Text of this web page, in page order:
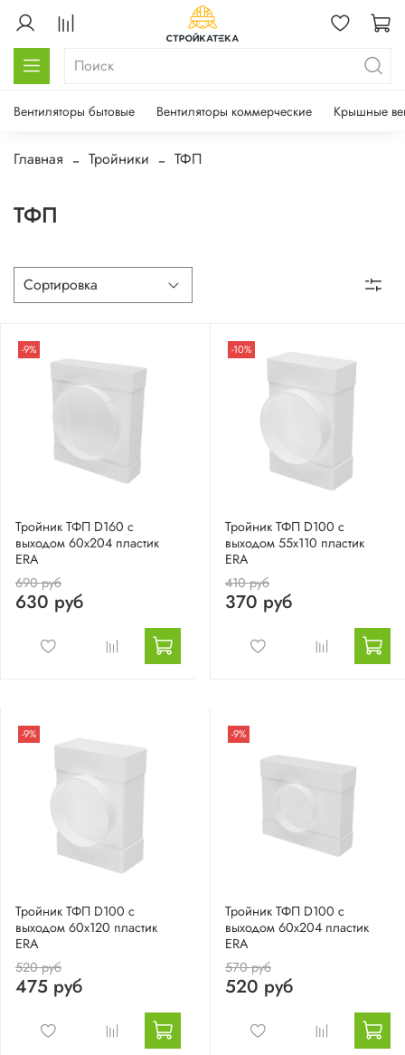
Вентиляторы бытовые Вентиляторы коммерческие Крышные
Главная Тройники ТФП
ТФП
-9%
Тройник ТФП D160 с
выходом 60х204 пластик
ERA
690 руб
630 руб
-10%
Тройник ТФП D100 с
выходом 55х110 пластик
ERA
410 руб
370 руб
-9%
Тройник ТФП D100 с
выходом 60х120 пластик
ERA
520 руб
475 руб
-9%
Тройник ТФП D100 с
выходом 60х204 пластик
ERA
570 руб
520 руб